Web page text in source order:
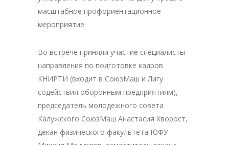
масштабное профориентационное
мероприятие.
Во встрече приняли участие специалисты
направления по подготовке кадров
КНИРТИ (входит в СоюзМаш и Лигу
содействия оборонным предприятиям),
председатель молодежного совета
Калужского СоюзМаш Анастасия Хворост,
декан физического факультета ЮФУ